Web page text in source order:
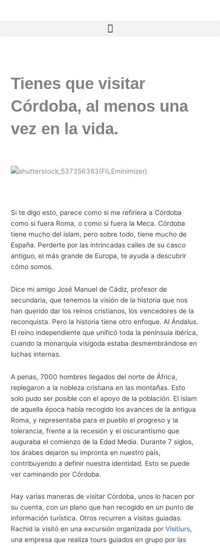
Tienes que visitar
Córdoba, al menos una
vez en la vida.
Si te digo esto, parece como si me refiriera a Córdoba
como si fuera Roma, o como si fuera la Meca. Córdoba
tiene mucho del islam, pero sobre todo, tiene mucho de
España. Perderte por las intrincadas calles de su casco
antiguo, el más grande de Europa, te ayuda a descubrir
cómo somos.
Dice mi amigo José Manuel de Cádiz, profesor de
secundaria, que tenemos la visión de la historia que nos
han querido dar los reinos cristianos, los vencedores de la
reconquista. Pero la historia tiene otro enfoque. Al Ándalus.
El reino independiente que unificó toda la península ibérica,
cuando la monarquía visigoda estaba desmembrándose en
luchas internas.
A penas, 7000 hombres llegados del norte de África,
replegaron a la nobleza cristiana en las montañas. Esto
solo pudo ser posible con el apoyo de la población. El islam
de aquella época había recogido los avances de la antigua
Roma, y representaba para el pueblo el progreso y la
tolerancia, frente a la recesión y el oscurantismo que
auguraba el comienzo de la Edad Media. Durante 7 siglos,
los árabes dejaron su impronta en nuestro país,
contribuyendo a definir nuestra identidad. Esto se puede
ver caminando por Córdoba.
Hay varias maneras de visitar Córdoba, unos lo hacen por
su cuenta, con un plano que han recogido en un punto de
información turística. Otros recurren a visitas guiadas.
Rachid la visitó en una excursión organizada porVisitiurs,
una empresa que realiza tours guiados en grupo por las